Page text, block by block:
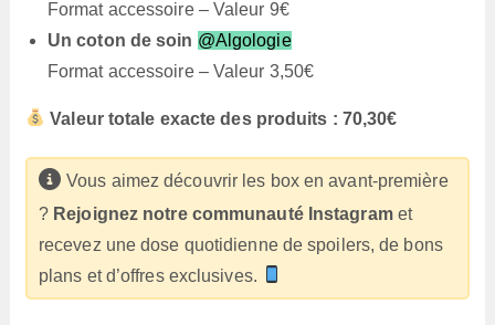
Format accessoire – Valeur 9€
Un coton de soin @Algologie
Format accessoire – Valeur 3,50€
Valeur totale exacte des produits : 70,30€
Vous aimez découvrir les box en avant-première
? Rejoignez notre communauté Instagramet
recevez une dose quotidienne de spoilers, de bons
plans et d’offres exclusives.